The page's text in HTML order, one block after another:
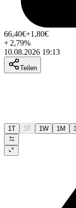
66,40€+1,80€
+ 2,79%
10.08.2026 19:13
Teilen
1T 3T 1W 1M